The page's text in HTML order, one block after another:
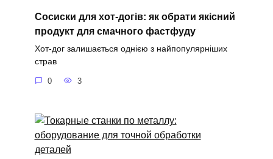
Сосиски для хот-догів: як обрати якісний
продукт для смачного фастфуду
Хот-дог залишається однією з найпопулярніших
страв
0 3